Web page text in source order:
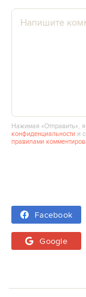
Нажимая «Отправить»,
конфиденциальности и
правилами
Facebook
Google